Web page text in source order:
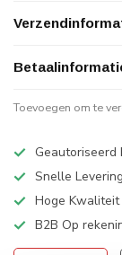
Toevoegen om te
Geautoriseerd
Snelle Levering
Hoge Kwaliteit
B2B Op